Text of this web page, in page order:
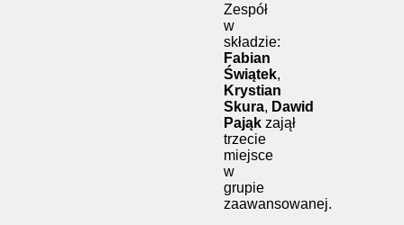
Zespół
w
składzie:
Fabian
Świątek,
Krystian
Skura, Dawid
Pająk zajął
trzecie
miejsce
w
grupie
zaawansowanej.